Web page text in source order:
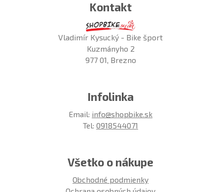
Kontakt
Vladimír Kysucký - Bike šport
Kuzmányho 2
977 01, Brezno
Infolinka
Email: info@shopbike.sk
Tel: 0918544071
Všetko o nákupe
Obchodné podmienky